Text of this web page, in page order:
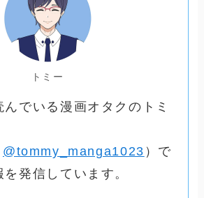
トミー
でいる漫画オタクのトミ
@tommy_manga1023 ）で
発信しています。